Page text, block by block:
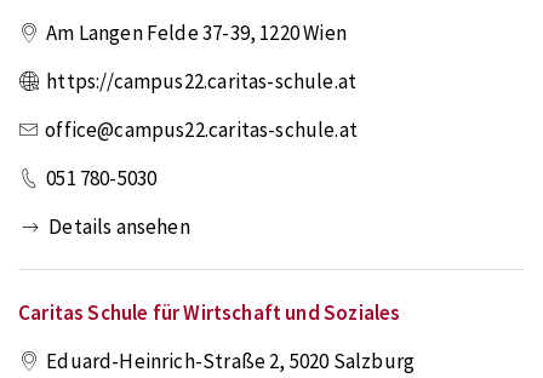
Am Langen Felde 37-39, 1220Wien
https://campus22.caritas-schule.at
office@campus22.caritas-schule.at
051 780-5030
Details ansehen
Caritas Schule für Wirtschaft und Soziales
Eduard-Heinrich-Straße 2, 5020 Salzburg